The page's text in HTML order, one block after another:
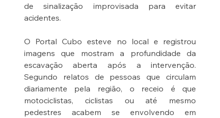
de sinalização improvisada para evitar
acidentes.
O Portal Cubo esteve no local e registrou
imagens que mostram a profundidade da
escavação aberta após a intervenção.
Segundo relatos de pessoas que circulam
diariamente pela região, o receio é que
motociclistas, ciclistas ou até mesmo
pedestres acabem se envolvendo em